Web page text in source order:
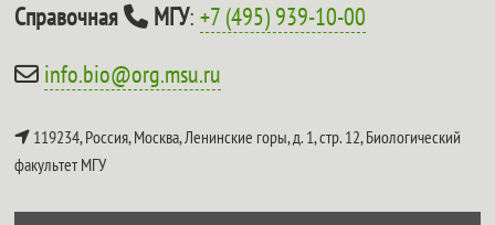
Справочная МГУ:+7 (495) 939-10-00
info.bio@org.msu.ru
119234, Россия, Москва, Ленинские горы, д. 1, стр. 12,Биологический
факультет МГУ